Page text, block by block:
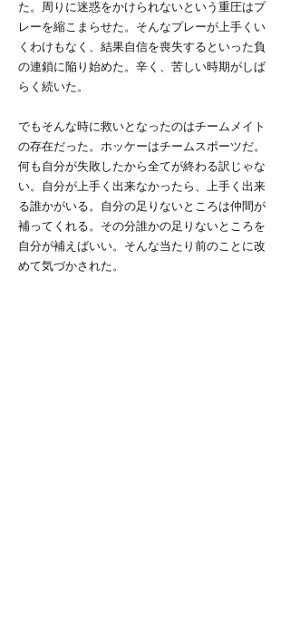
た。周りに迷惑をかけられないという重圧はプ
レーを縮こまらせた。そんなプレーが上手くい
くわけもなく、結果自信を喪失するといった負
の連鎖に陥り始めた。辛く、苦しい時期がしば
らく続いた。
でもそんな時に救いとなったのはチームメイト
の存在だった。ホッケーはチームスポーツだ。
何も自分が失敗したから全てが終わる訳じゃな
い。自分が上手く出来なかったら、上手く出来
る誰かがいる。自分の足りないところは仲間が
補ってくれる。その分誰かの足りないところを
自分が補えばいい。そんな当たり前のことに改
めて気づかされた。